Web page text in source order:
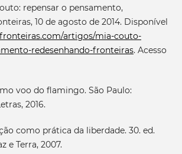
repensar o pensamento,
10 de agosto de 2014. Disponível
artigos/mia-couto-
redesenhando-fronteiras. Acesso
voo do flamingo. São Paulo:
2016.
como prática da liberdade. 30. ed.
e Terra, 2007.